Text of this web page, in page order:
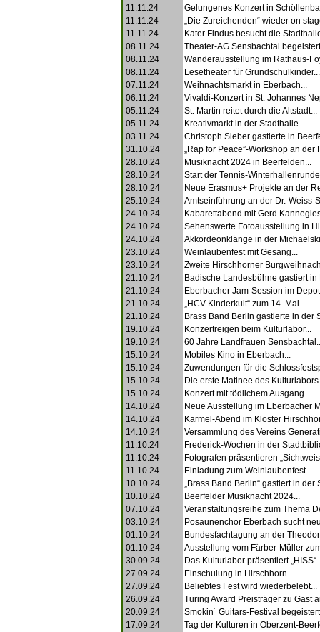
11.11.24
Gelungenes Konzert in
11.11.24
„Die Zureichenden“ wieder on
11.11.24
Kater Findus besucht die
08.11.24
Theater-AG Sensbachtal
08.11.24
Wanderausstellung im Rathaus-
08.11.24
Lesetheater für Grundschulkinder...
07.11.24
Weihnachtsmarkt in Eberbach...
06.11.24
Vivaldi-Konzert in St. Johannes
05.11.24
St. Martin reitet durch die Altstadt...
05.11.24
Kreativmarkt in der Stadthalle...
03.11.24
Christoph Sieber gastierte in
31.10.24
„Rap for Peace”-Workshop an der
28.10.24
Musiknacht 2024 in Beerfelden...
28.10.24
Start der Tennis-
28.10.24
Neue Erasmus+ Projekte an der
25.10.24
Amtseinführung an der Dr.-Weiss-
24.10.24
Kabarettabend mit Gerd
24.10.24
Sehenswerte Fotoausstellung in
24.10.24
Akkordeonklänge in der
23.10.24
Weinlaubenfest mit Gesang...
23.10.24
Zweite Hirschhorner
21.10.24
Badische Landesbühne gastiert in
21.10.24
Eberbacher Jam-Session im
21.10.24
„HCV Kinderkult“ zum 14. Mal...
21.10.24
Brass Band Berlin gastierte in der
19.10.24
Konzertreigen beim Kulturlabor...
19.10.24
60 Jahre Landfrauen
15.10.24
Mobiles Kino in Eberbach...
15.10.24
Zuwendungen für die
15.10.24
Die erste Matinee des
15.10.24
Konzert mit tödlichem Ausgang...
14.10.24
Neue Ausstellung im Eberbacher
14.10.24
Karmel-Abend im Kloster
14.10.24
Versammlung des Vereins
11.10.24
Frederick-Wochen in der
11.10.24
Fotografen präsentieren
11.10.24
Einladung zum Weinlaubenfest...
10.10.24
„Brass Band Berlin“ gastiert in der
10.10.24
Beerfelder Musiknacht 2024...
07.10.24
Veranstaltungsreihe zum Thema
03.10.24
Posaunenchor Eberbach sucht
01.10.24
Bundesfachtagung an der
01.10.24
Ausstellung vom Färber-Müller
30.09.24
Das Kulturlabor präsentiert
27.09.24
Einschulung in Hirschhorn...
27.09.24
Beliebtes Fest wird wiederbelebt...
26.09.24
Turing Award Preisträger zu Gast
20.09.24
Smokin´ Guitars-Festival
17.09.24
Tag der Kulturen in Oberzent-